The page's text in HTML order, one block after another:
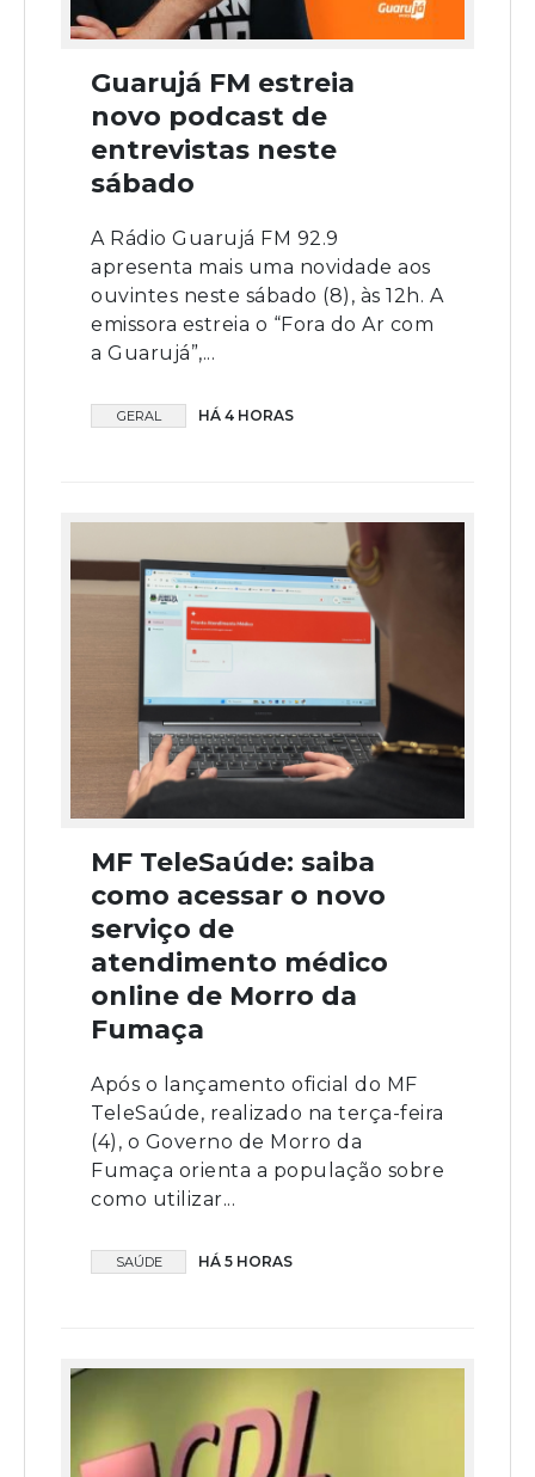
Guarujá FM estreia
novo podcast de
entrevistas neste
sábado
A Rádio Guarujá FM 92.9
apresenta mais uma novidade aos
ouvintes neste sábado (8), às 12h. A
emissora estreia o “Fora do Ar com
a Guarujá”,...
GERAL HÁ 4 HORAS
MF TeleSaúde: saiba
como acessar o novo
serviço de
atendimento médico
online de Morro da
Fumaça
Após o lançamento oficial do MF
TeleSaúde, realizado na terça-feira
(4), o Governo de Morro da
Fumaça orienta a população sobre
como utilizar...
SAÚDE HÁ 5 HORAS